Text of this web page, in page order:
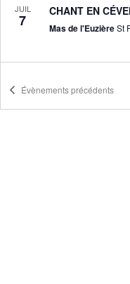
JUIL
7
CHANT EN
Mas de l'EuzièreSt
Évènementsprécédents